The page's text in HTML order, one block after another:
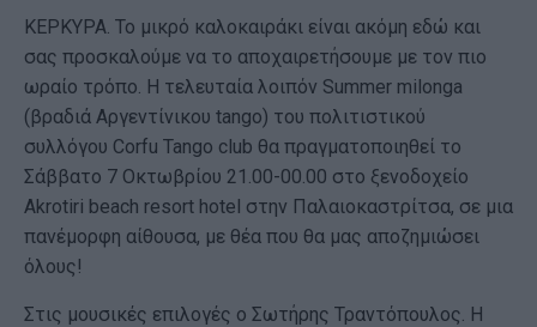
ΚΕΡΚΥΡΑ. Το μικρό καλοκαιράκι είναι ακόμη εδώ και
σας προσκαλούμε να το αποχαιρετήσουμε με τον πιο
ωραίο τρόπο. Η τελευταία λοιπόν Summer milonga
(βραδιά Αργεντίνικου tango) του πολιτιστικού
συλλόγου Corfu Tango club θα πραγματοποιηθεί το
Σάββατο 7 Οκτωβρίου 21.00-00.00 στο ξενοδοχείο
Akrotiri beach resort hotel στην Παλαιοκαστρίτσα, σε μια
πανέμορφη αίθουσα, με θέα που θα μας αποζημιώσει
όλους!
Στις μουσικές επιλογές ο Σωτήρης Τραντόπουλος. Η